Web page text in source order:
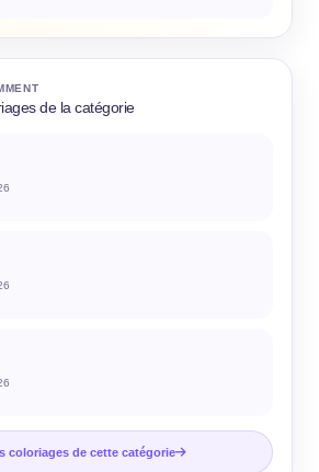
de la catégorie
coloriages de cette catégorie